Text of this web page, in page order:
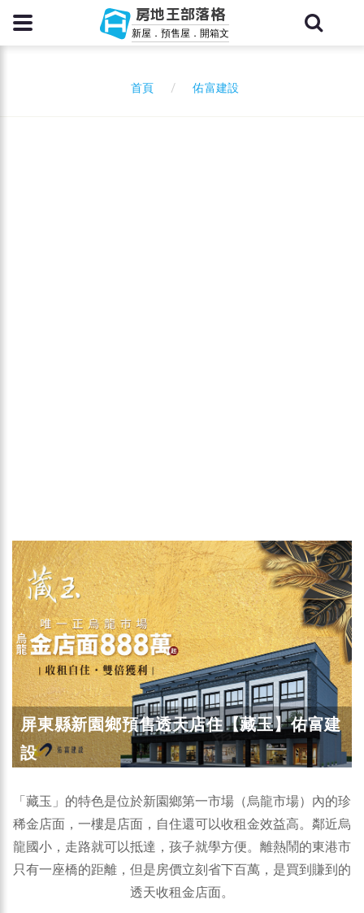
房地王部落格
新屋．預售屋．開箱文
首頁 佑富建設
屏東縣新園鄉預售透天店住【藏玉】佑富建
設
「藏玉」的特色是位於新園鄉第一市場（烏龍市場）內的珍
稀金店面，一樓是店面，自住還可以收租金效益高。鄰近烏
龍國小，走路就可以抵達，孩子就學方便。離熱鬧的東港市
只有一座橋的距離，但是房價立刻省下百萬，是買到賺到的
透天收租金店面。